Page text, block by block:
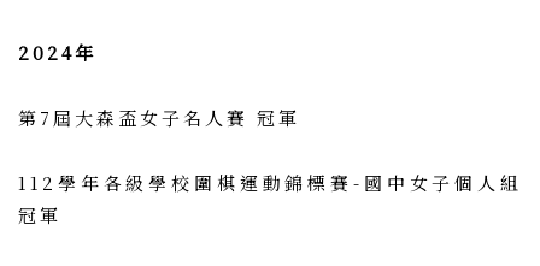
2024年
第7屆大森盃女子名人賽 冠軍
112學年各級學校圍棋運動錦標賽-國中女子個人組
冠軍